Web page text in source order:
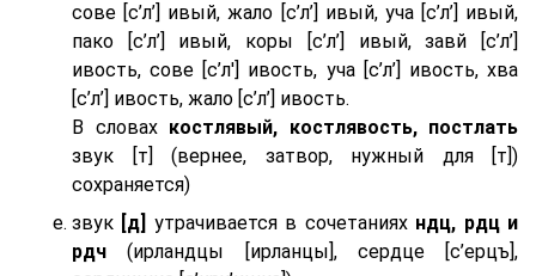
сове [с’л’] ивый, жало [с’л’] ивый, уча [с’л’] ивый,
пако [с’л’] ивый, коры [с’л’] ивый, завй [с’л’]
ивость, сове [с’л'] ивость, уча [с’л’] ивость, хва
[с’л’] ивость, жало [с’л’] ивость.
В словахкостлявый, костлявость, постлать
звук [т] (вернее, затвор, нужный для [т])
сохраняется)
звук
[д] утрачивается в сочетаниях ндц, рдц и
рдч (ирландцы [ирланцы], сердце [с’ерцъ],